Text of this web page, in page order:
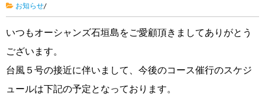
お知らせ/
いつもオーシャンズ石垣島をご愛顧頂きましてありがとう
ございます。
台風５号の接近に伴いまして、今後のコース催行のスケジ
ュールは下記の予定となっております。